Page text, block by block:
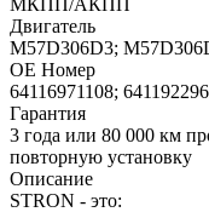
Двигатель
M57D306D3;
OE Номер
64116971108;
Гарантия
3 года или 80 000 км
повторную установку
Описание
STRON - это: